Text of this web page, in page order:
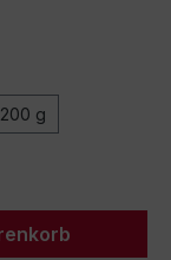
200 g